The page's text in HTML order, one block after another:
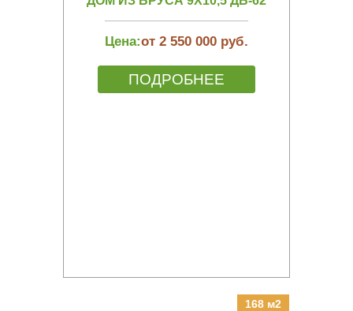
Цена:от 2 550 000 руб.
ПОДРОБНЕЕ
168 м2